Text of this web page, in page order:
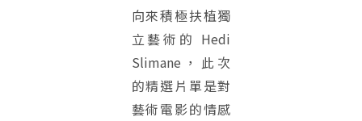
向來積極扶植獨
立藝術的 Hedi
Slimane，此次
的精選片單是對
藝術電影的情感